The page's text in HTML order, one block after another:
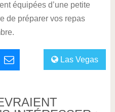
équipées d’une petite
de préparer vos repas
Las Vegas